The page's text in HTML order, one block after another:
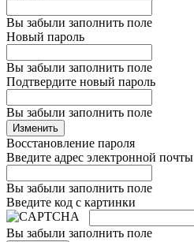
Вы забыли заполнить поле
Новый пароль
Вы забыли заполнить поле
Подтвердите новый пароль
Вы забыли заполнить поле
Изменить
Восстановление пароля
Введите адрес электронной почты
Вы забыли заполнить поле
Введите код с картинки
Вы забыли заполнить поле